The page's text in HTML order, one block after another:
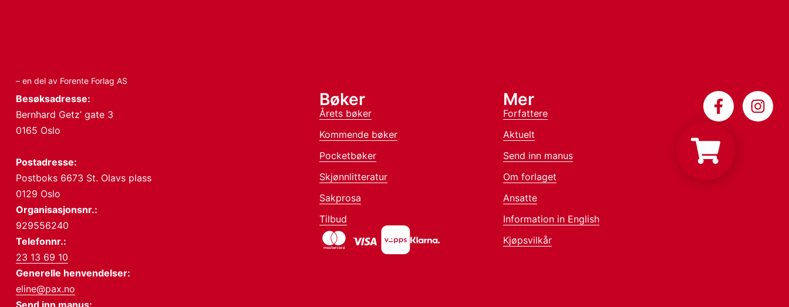
– en del av Forente Forlag AS
Besøksadresse:
Bernhard Getz’ gate 3
0165 Oslo
Postadresse:
Postboks 6673 St. Olavs plass
0129 Oslo
Organisasjonsnr.:
929556240
Telefonnr.:
23 13 69 10
Generelle henvendelser:
eline@pax.no
Send inn manus:
Bøker
Årets bøker
Kommende bøker
Pocketbøker
Skjønnlitteratur
Sakprosa
Tilbud
Mer
Forfattere
Aktuelt
Send inn manus
Om forlaget
Ansatte
Information in English
Kjøpsvilkår